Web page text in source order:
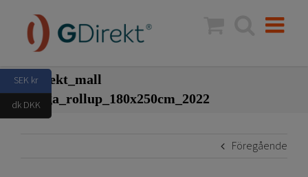
innehållet
Gdirekt_mall
_mega_rollup_180x250cm_2022
Föregående
SEK kr
dk DKK